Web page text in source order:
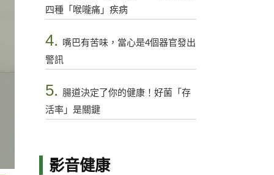
四種「喉嚨痛」疾病
4. 嘴巴有苦味，當心是4個器官發出
警訊
5. 腸道決定了你的健康！好菌「存
活率」是關鍵
影音健康